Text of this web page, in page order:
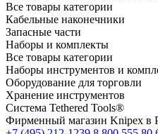
Все товары категории
Кабельные наконечники
Запасные части
Наборы и комплекты
Все товары категории
Наборы инструментов и
Оборудование для торговли
Хранение инс­тру­мен­тов
Система Tethered Tools®
Фирменный магазин Knipex в